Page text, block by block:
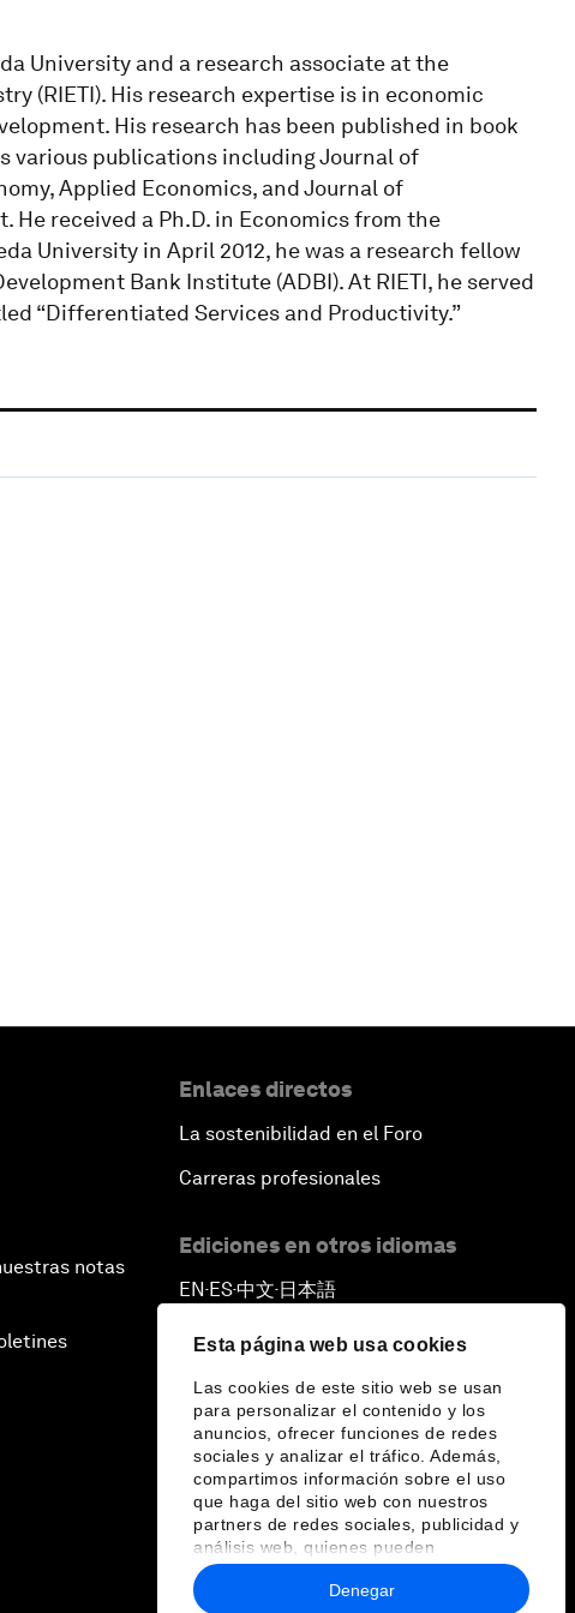
Esta página web usa cookies
Las cookies de este sitio web se usan
para personalizar el contenido y los
anuncios, ofrecer funciones de redes
sociales y analizar el tráfico. Además,
compartimos información sobre el uso
que haga del sitio web con nuestros
partners de redes sociales, publicidad y
análisis web, quienes pueden
combinarla con otra información que les
haya proporcionado o que hayan
Denegar
University and a research associate at the
(RIETI). His research expertise is in economic
His research has been published in book
various publications including Journal of
Applied Economics, and Journal of
He received a Ph.D. in Economics from the
University in April 2012, he was a research fellow
Bank Institute (ADBI). At RIETI, he served
“Differentiated Services and Productivity.”
notas
Enlaces directos
La sostenibilidad en el Foro
Carreras profesionales
Ediciones en otros idiomas
EN ▪ ES▪中文▪ 日本語